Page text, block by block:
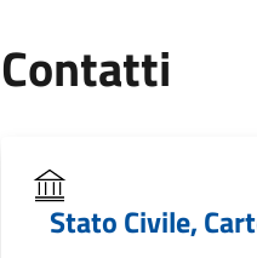
Contatti
Stato Civile,